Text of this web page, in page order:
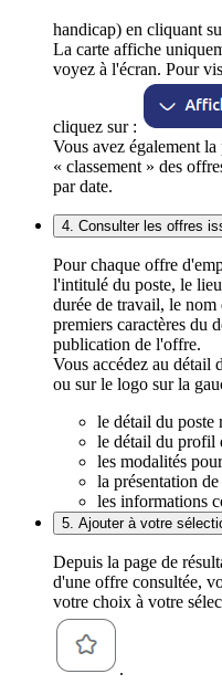
handicap) en cliquant
La carte affiche
voyez à l'écran. Pour
cliquez sur :
Vous avez également
« classement » des
par date.
4. Consulter les offres
Pour chaque offre
l'intitulé du poste, le
durée de travail, le nom
premiers caractères du
publication de l'offre.
Vous accédez au détail
ou sur le logo sur la
le détail du poste
le détail du profil
les modalités
la présentation
les informations
5. Ajouter à votre
Depuis la page de
d'une offre consultée,
votre choix à votre
.